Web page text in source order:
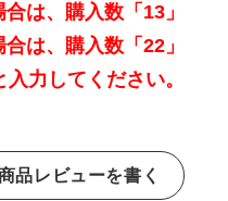
は、購入数「13」
は、購入数「22」
入力してください。
品レビューを書く